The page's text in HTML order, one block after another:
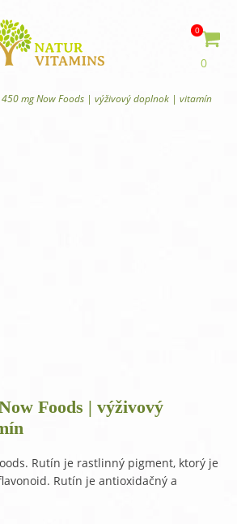
0
0
mg Now Foods | výživový doplnok | vitamín
Foods | výživový
Rutín je rastlinný pigment, ktorý je
Rutín je antioxidačný a